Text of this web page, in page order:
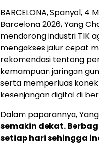
BARCELONA, Spanyol,
Barcelona 2026, Yang
mendorong industri TIK
mengakses jalur cepat
rekomendasi tentang
kemampuan jaringan
serta memperluas
kesenjangan digital di
Dalam paparannya,
semakin dekat.
setiap hari sehingga